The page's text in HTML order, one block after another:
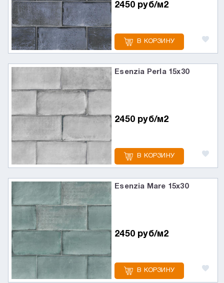
2450 руб/м2
В КОРЗИНУ
Esenzia Perla 15х30
2450 руб/м2
В КОРЗИНУ
Esenzia Mare 15х30
2450 руб/м2
В КОРЗИНУ